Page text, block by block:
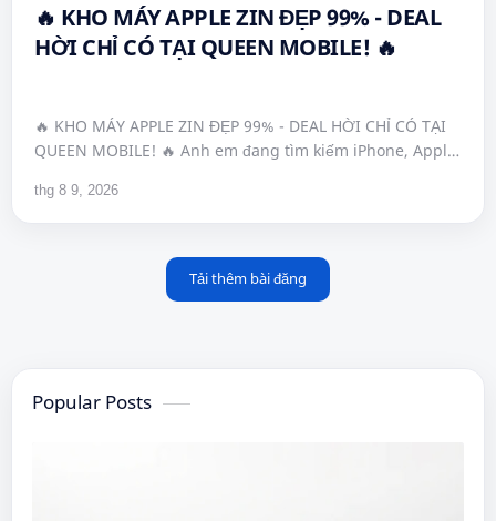
🔥 KHO MÁY APPLE ZIN ĐẸP 99% - DEAL
HỜI CHỈ CÓ TẠI QUEEN MOBILE! 🔥
🔥 KHO MÁY APPLE ZIN ĐẸP 99% - DEAL HỜI CHỈ CÓ TẠI
QUEEN MOBILE! 🔥 Anh em đang tìm kiếm iPhone, Apple
Popular Posts